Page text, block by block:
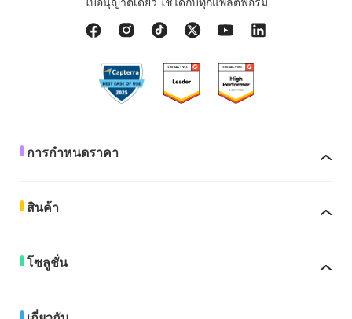
การกำหนดราคา
สินค้า
โซลูชั่น